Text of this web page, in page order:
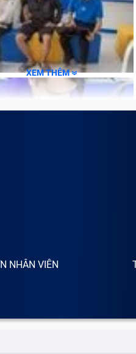
mặt kính Samsung
pháp thay thế chỉ lớp
màn hình. Quá trình thay
không nhạy như ban
XEM THÊM
NHÂN VIÊN